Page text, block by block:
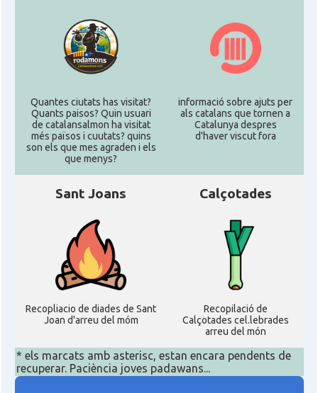
Quantes ciutats has visitat?
Quants paisos? Quin usuari
de catalansalmon ha visitat
més països i cuutats? quins
son els que mes agraden i els
que menys?
informació sobre ajuts per
als catalans que tornen a
Catalunya despres
d'haver viscut fora
Sant Joans
Recopliacio de diades de Sant
Joan d'arreu del móm
Calçotades
Recopilació de
Calçotades cel.lebrades
arreu del món
* els marcats amb asterisc, estan encara pendents de
recuperar. Paciència joves padawans...